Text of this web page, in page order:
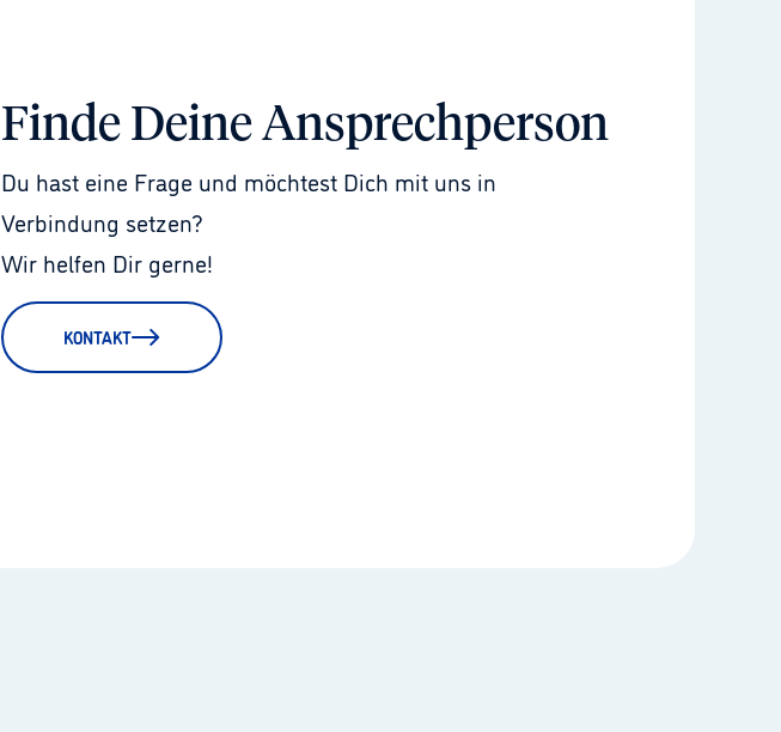
Finde Deine Ansprechperson
Du hast eine Frage und möchtest Dich mit uns in
Verbindung setzen?
Wir helfen Dir gerne!
KONTAKT